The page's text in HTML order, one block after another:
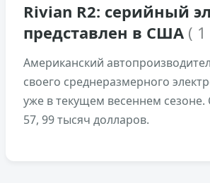
Rivian R2: серийный
представлен в США (
Американский
своего среднеразмерного
уже в текущем весеннем
57, 99 тысяч долларов.